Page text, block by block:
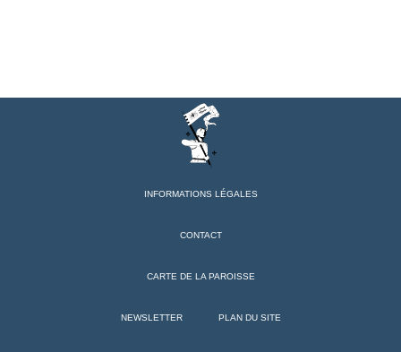
INFORMATIONS LÉGALES
CONTACT
CARTE DE LA PAROISSE
NEWSLETTER PLAN DU SITE